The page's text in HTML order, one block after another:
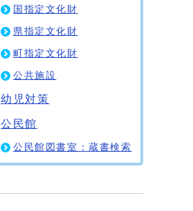
国指定文化財
県指定文化財
町指定文化財
公共施設
幼児対策
公民館
公民館図書室：蔵書検索